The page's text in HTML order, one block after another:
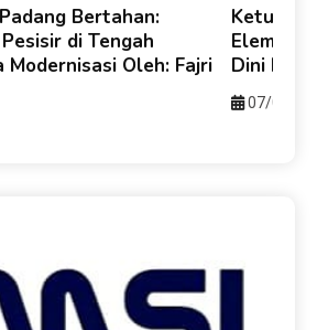
Bertahan:
di Tengah
Modernisasi Oleh: Fajri
Ketua
Elemen
Dini
07/08/